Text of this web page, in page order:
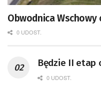
Obwodnica Wschowy
0 UDOST.
Będzie II etap
0 UDOST.